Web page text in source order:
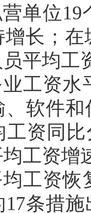
单位
长；
平均工
工资水
、软件
资同
工资增
工资
条措